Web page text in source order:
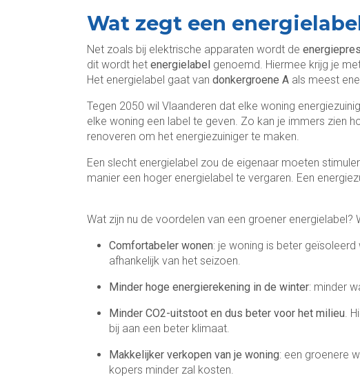
Wat zegt een
Net zoals bij elektrische apparaten wordt de
dit wordt het energielabel genoemd. Hiermee krijg je
Het energielabel gaat van donkergroene A als meest
Tegen 2050 wil Vlaanderen dat elke woning
elke woning een label te geven. Zo kan je immers zien
renoveren om het energiezuiniger te maken.
Een slecht energielabel zou de eigenaar moeten
manier een hoger energielabel te vergaren. Een
Wat zijn nu de voordelen van een groener
Comfortabeler wonen: je woning is beter
afhankelijk van het seizoen.
Minder hoge energierekening in de winter: minder
Minder CO2-uitstoot en dus beter voor het milieu.
bij aan een beter klimaat.
Makkelijker verkopen van je woning: een groenere
kopers minder zal kosten.